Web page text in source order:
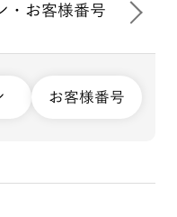
・お客様番号
お客様番号